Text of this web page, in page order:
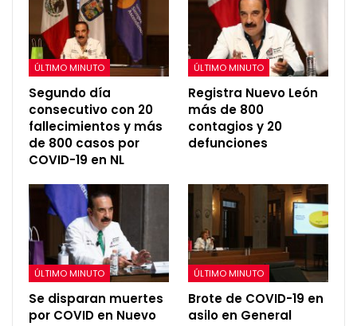
ÚLTIMO MINUTO
Segundo día
consecutivo con 20
fallecimientos y más
de 800 casos por
COVID-19 en NL
ÚLTIMO MINUTO
Registra Nuevo León
más de 800
contagios y 20
defunciones
ÚLTIMO MINUTO
Se disparan muertes
por COVID en Nuevo
ÚLTIMO MINUTO
Brote de COVID-19 en
asilo en General